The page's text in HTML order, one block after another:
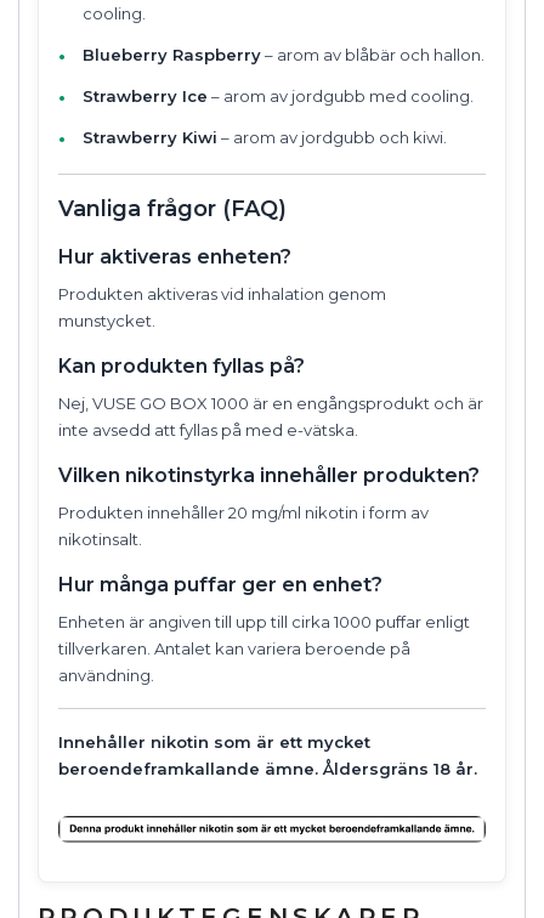
cooling.
Blueberry Raspberry– arom av blåbär och hallon.
Strawberry Ice – arom av jordgubb med cooling.
Strawberry Kiwi – arom av jordgubb och kiwi.
Vanliga frågor (FAQ)
Hur aktiveras enheten?
Produkten aktiveras vid inhalation genom
munstycket.
Kan produkten fyllas på?
Nej, VUSE GO BOX 1000 är en engångsprodukt och är
inte avsedd att fyllas på med e-vätska.
Vilken nikotinstyrka innehåller produkten?
Produkten innehåller 20 mg/ml nikotin i form av
nikotinsalt.
Hur många puffar ger en enhet?
Enheten är angiven till upp till cirka 1000 puffar enligt
tillverkaren. Antalet kan variera beroende på
användning.
Innehåller nikotin som är ett mycket
beroendeframkallande ämne. Åldersgräns 18 år.